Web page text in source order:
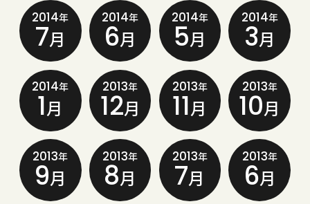
2014年
7月
2014年
6月
2014年
5月
2014年
3月
2014年
1月
2013年
12月
2013年
11月
2013年
10月
2013年
9月
2013年
8月
2013年
7月
2013年
6月